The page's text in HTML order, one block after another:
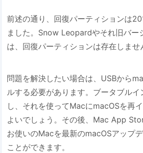
前述の通り、回復パーティションは
ました。Snow Leopardやそれ旧バー
は、回復パーティションは存在しませ
問題を解決したい場合は、USBから
ルする必要があります。ブータブル
し、それを使ってMacにmacOSを再
よいでしょう。その後、Mac App
お使いのMacを最新のmacOSアップ
ことができます。